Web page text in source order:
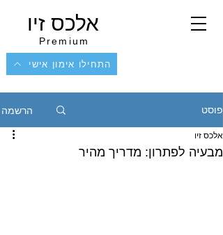
אלכס זיו
Premium
התחילו אימון אישי
פוסט הרשמה
מבעיה לפתרון: מדריך מהיר
אלכס זיו